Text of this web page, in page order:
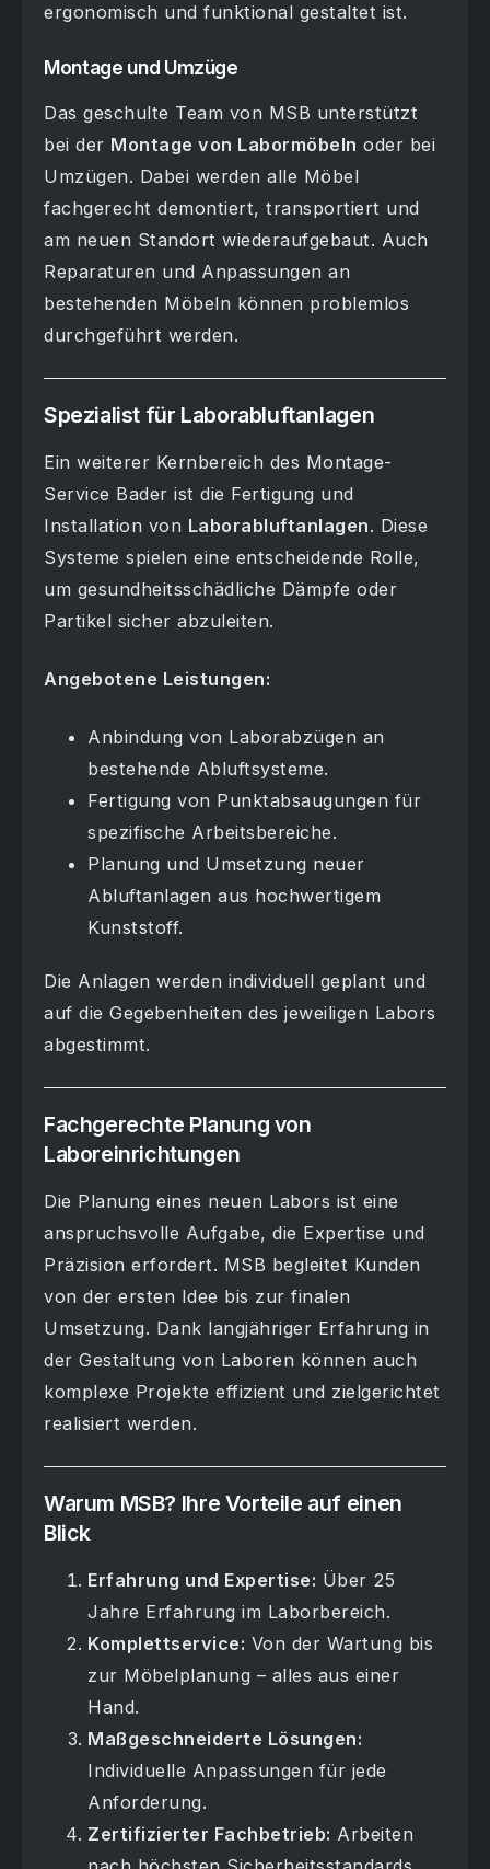
ergonomisch und funktional gestaltet ist.
Montage und Umzüge
Das geschulte Team von MSB unterstützt
bei der Montage von Labormöbeln oder bei
Umzügen. Dabei werden alle Möbel
fachgerecht demontiert, transportiert und
am neuen Standort wiederaufgebaut. Auch
Reparaturen und Anpassungen an
bestehenden Möbeln können problemlos
durchgeführt werden.
Spezialist für Laborabluftanlagen
Ein weiterer Kernbereich des Montage-
Service Bader ist die Fertigung und
Installation von Laborabluftanlagen. Diese
Systeme spielen eine entscheidende Rolle,
um gesundheitsschädliche Dämpfe oder
Partikel sicher abzuleiten.
Angebotene Leistungen:
Anbindung von Laborabzügen an
bestehende Abluftsysteme.
Fertigung von Punktabsaugungen für
spezifische Arbeitsbereiche.
Planung und Umsetzung neuer
Abluftanlagen aus hochwertigem
Kunststoff.
Die Anlagen werden individuell geplant und
auf die Gegebenheiten des jeweiligen Labors
abgestimmt.
Fachgerechte Planung von
Laboreinrichtungen
Die Planung eines neuen Labors ist eine
anspruchsvolle Aufgabe, die Expertise und
Präzision erfordert. MSB begleitet Kunden
von der ersten Idee bis zur finalen
Umsetzung. Dank langjähriger Erfahrung in
der Gestaltung von Laboren können auch
komplexe Projekte effizient und zielgerichtet
realisiert werden.
Warum MSB? Ihre Vorteile auf einen
Blick
Erfahrung und Expertise: Über 25
Jahre Erfahrung im Laborbereich.
Komplettservice: Von der Wartung bis
zur Möbelplanung – alles aus einer
Hand.
Maßgeschneiderte Lösungen:
Individuelle Anpassungen für jede
Anforderung.
Zertifizierter Fachbetrieb: Arbeiten